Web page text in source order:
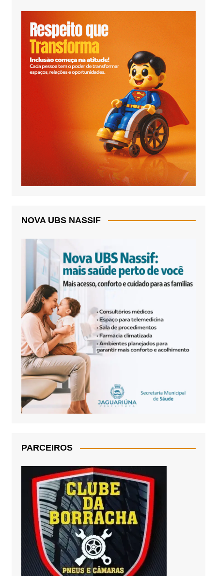
NOVA UBS NASSIF
PARCEIROS